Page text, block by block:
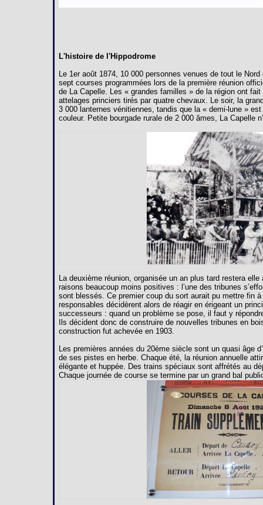
L'histoire de l'Hippodrome
Le 1er août 1874, 10 000 personnes venues de tout le
sept courses programmées lors de la première réunion
de La Capelle. Les « grandes familles » de la région ont
attelages princiers tirés par quatre chevaux. Le soir, la
3 000 lanternes vénitiennes, tandis que la « demi-lune »
couleur. Petite bourgade rurale de 2 000 âmes, La Capelle
La deuxième réunion, organisée un an plus tard restera
raisons beaucoup moins positives : l’une des tribunes
sont blessés. Ce premier coup du sort aurait pu mettre fin à
responsables décidèrent alors de réagir en érigeant un
successeurs : quand un problème se pose, il faut y
Ils décident donc de construire de nouvelles tribunes en
construction fut achevée en 1903.
Les premières années du 20ème siècle sont un quasi âge
de ses pistes en herbe. Chaque été, la réunion annuelle
élégante et huppée. Des trains spéciaux sont affrétés au
Chaque journée de course se termine par un grand bal